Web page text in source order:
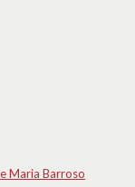
Maria Barroso